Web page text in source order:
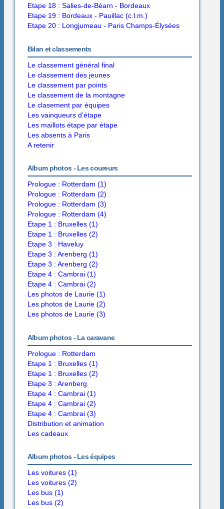
Etape 18 : Salies-de-Béarn - Bordeaux
Etape 19 : Bordeaux - Pauillac (c.l.m.)
Etape 20 : Longjumeau - Paris Champs-Élysées
Bilan et classements
Le classement général final
Le classement des jeunes
Le classement par points
Le classement de la montagne
Le clasement par équipes
Les vainqueurs d’étape
Les maillots étape par étape
Les absents à Paris
A retenir
Album photos - Les coureurs
Prologue : Rotterdam (1)
Prologue : Rotterdam (2)
Prologue : Rotterdam (3)
Prologue : Rotterdam (4)
Etape 1 : Bruxelles (1)
Etape 1 : Bruxelles (2)
Etape 3 : Haveluy
Etape 3 : Arenberg (1)
Etape 3 : Arenberg (2)
Etape 4 : Cambrai (1)
Etape 4 : Cambrai (2)
Les photos de Laurie (1)
Les photos de Laurie (2)
Les photos de Laurie (3)
Album photos - La caravane
Prologue : Rotterdam
Etape 1 : Bruxelles (1)
Etape 1 : Bruxelles (2)
Etape 3 : Arenberg
Etape 4 : Cambrai (1)
Etape 4 : Cambrai (2)
Etape 4 : Cambrai (3)
Distribution et animation
Les cadeaux
Album photos - Les équipes
Les voitures (1)
Les voitures (2)
Les bus (1)
Les bus (2)